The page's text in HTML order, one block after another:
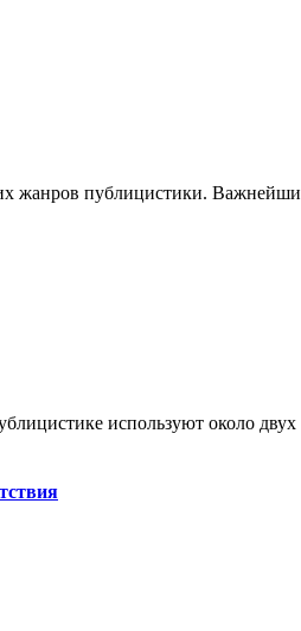
жанров публицистики. Важнейших
используют около двух